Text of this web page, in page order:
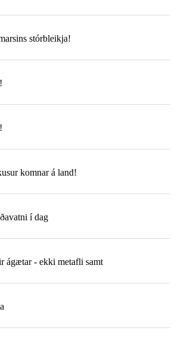
stórbleikja!
komnar á land!
í dag
ágætar - ekki metafli samt